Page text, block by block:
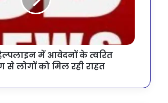
में आवेदनों के त्वरित
से लोगों को मिल रही राहत